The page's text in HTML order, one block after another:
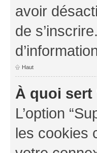
avoir
de
Haut
À quoi sert
L’option
les cookies